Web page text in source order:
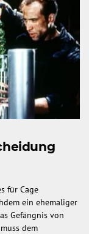
für Cage
ein ehemaliger
Gefängnis von
dem